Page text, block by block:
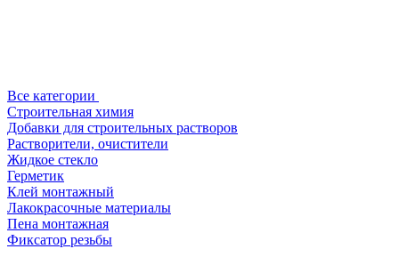
Все категории
Строительная химия
Добавки для строительных растворов
Растворители, очистители
Жидкое стекло
Герметик
Клей монтажный
Лакокрасочные материалы
Пена монтажная
Фиксатор резьбы